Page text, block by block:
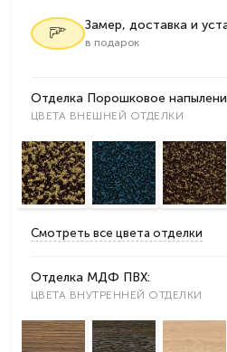
Замер, доставка и
в подарок
Отделка Порошковое
ЦВЕТА ВНЕШНЕЙ ОТДЕЛКИ
Смотреть все цвета отделки
Отделка МДФ ПВХ:
ЦВЕТА ВНУТРЕННЕЙ ОТДЕЛКИ